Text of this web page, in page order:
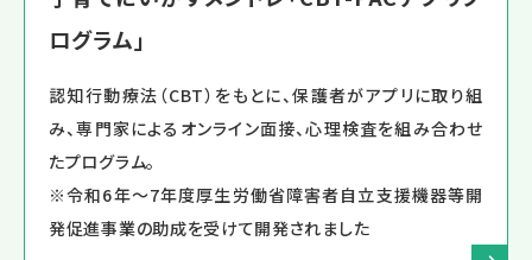
ログラム」
認知行動療法（CBT）をもとに、保護者がアプリに取り組
み、専門家によるオンライン面接、心理検査を組み合わせ
たプログラム。
※令和6年～7年度厚生労働省障害者自立支援機器等開
発促進事業の助成を受けて開発されました